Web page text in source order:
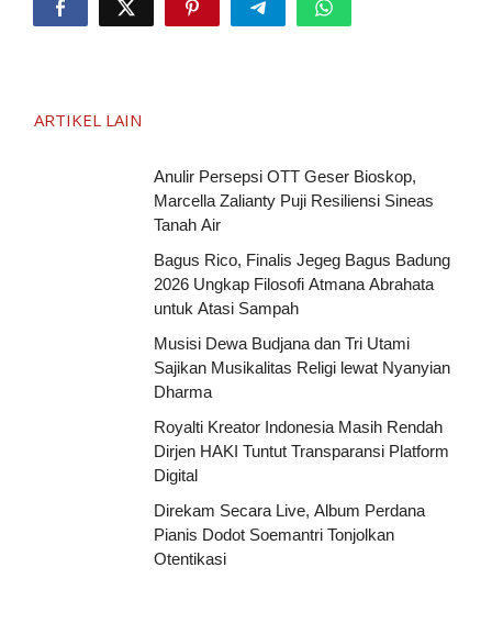
ARTIKEL LAIN
Anulir Persepsi OTT Geser Bioskop,
Marcella Zalianty Puji Resiliensi Sineas
Tanah Air
Bagus Rico, Finalis Jegeg Bagus Badung
2026 Ungkap Filosofi Atmana Abrahata
untuk Atasi Sampah
Musisi Dewa Budjana dan Tri Utami
Sajikan Musikalitas Religi lewat Nyanyian
Dharma
Royalti Kreator Indonesia Masih Rendah
Dirjen HAKI Tuntut Transparansi Platform
Digital
Direkam Secara Live, Album Perdana
Pianis Dodot Soemantri Tonjolkan
Otentikasi